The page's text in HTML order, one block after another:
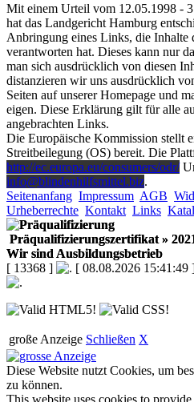
Mit einem Urteil vom 12.05.1998 -
hat das Landgericht Hamburg
Anbringung eines Links, die Inhalte
verantworten hat. Dieses kann nur
man sich ausdrücklich von diesen
distanzieren wir uns ausdrücklich
Seiten auf unserer Homepage und
eigen. Diese Erklärung gilt für alle
angebrachten Links.
Die Europäische Kommission stellt
Streitbeilegung (OS) bereit. Die
http://ec.europa.eu/consumers/odr/
info@blindenhilfsmittel.biz.
Seitenanfang Impressum AGB
Urheberrechte Kontakt Links
Präqualifizierungszertifikat »
Wir sind Ausbildungsbetrieb
[ 13368 ]
[ 08.08.2026 15:41:49
große Anzeige Schließen X
Diese Website nutzt Cookies, um
zu können.
This website uses cookies to